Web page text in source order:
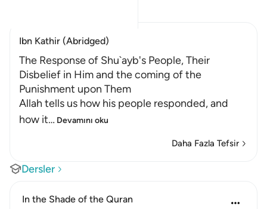
Ibn Kathir (Abridged)
The Response of Shu`ayb's People, Their
Disbelief in Him and the coming of the
Punishment upon Them
Allah tells us how his people responded, and
how it… Devamını oku
Daha Fazla Tefsir
Dersler
In the Shade of the Quran